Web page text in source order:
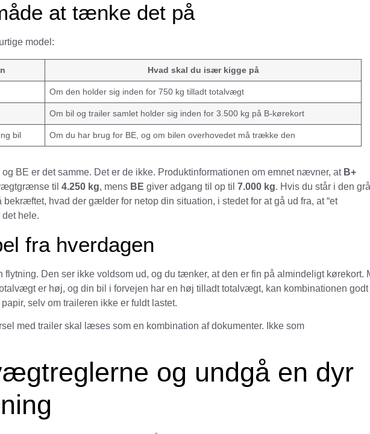
at tænke det på
model:
Hvad skal du især kigge på
Om den holder sig inden for 750 kg tilladt totalvægt
Om bil og trailer samlet holder sig inden for 3.500 kg på B-kørekort
bil Om du har brug for BE, og om bilen overhovedet må trække den
og BE er det samme. Det er de ikke. Produktinformationen om emnet nævner, at B+
til 4.250 kg, mens BE giver adgang til op til 7.000 kg. Hvis du står i den grå
bekræftet, hvad der gælder for netop din situation, i stedet for at gå ud fra, at “et
hele.
fra hverdagen
flytning. Den ser ikke voldsom ud, og du tænker, at den er fin på almindeligt kørekort.
er høj, og din bil i forvejen har en høj tilladt totalvægt, kan kombinationen godt
selv om traileren ikke er fuldt lastet.
med trailer skal læses som en kombination af dokumenter. Ikke som
og undgå en dyr